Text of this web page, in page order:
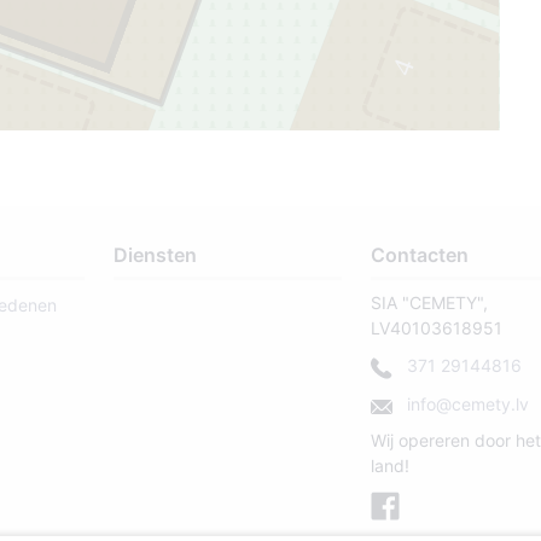
4
Diensten Contacten
SIA "CEMETY",
LV40103618951
371 29144816
info@cemety.lv
Wij opereren door
land!